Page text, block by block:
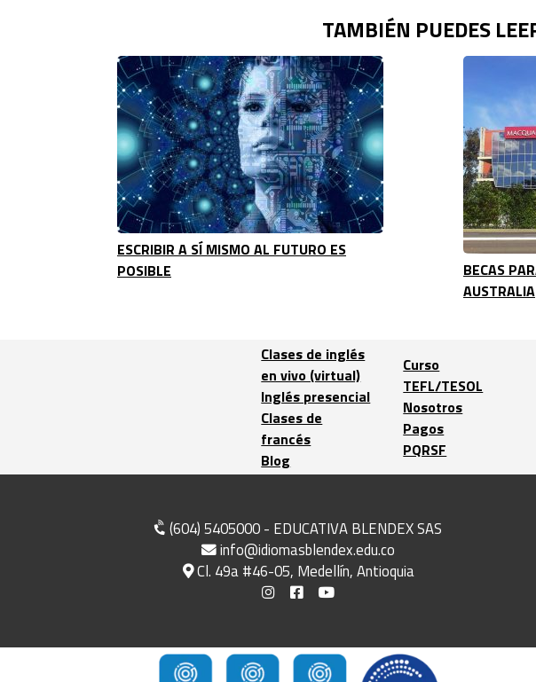
TAMBIÉN PUEDES
ESCRIBIR A SÍ MISMO AL FUTURO ES
POSIBLE
BECAS
AUSTRALIA
Clases de inglés
en vivo (virtual)
Inglés presencial
Clases de
francés
Blog
Curso
TEFL/TESOL
Nosotros
Pagos
PQRSF
(604) 5405000 - EDUCATIVA BLENDEX SAS
info@idiomasblendex.edu.co
Cl. 49a #46-05, Medellín, Antioquia